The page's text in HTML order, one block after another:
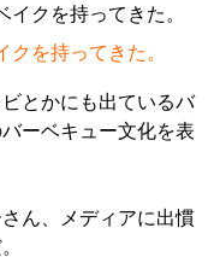
を持ってきた。
とかにも出ているバ
ーベキュー文化を表
ん、メディアに出慣